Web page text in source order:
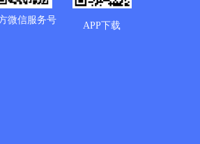
微信服务号
APP下载